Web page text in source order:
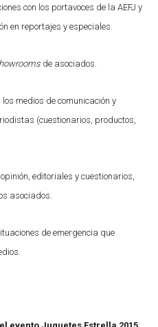
con los portavoces de la AEFJ y
en reportajes y especiales.
de asociados.
medios de comunicación y
(cuestionarios, productos,
editoriales y cuestionarios,
asociados.
de emergencia que